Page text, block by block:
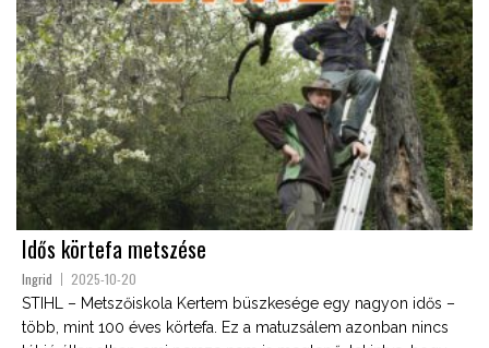
Idős körtefa metszése
Ingrid 2025-10-20
STIHL – Metszőiskola Kertem büszkesége egy nagyon idős –
több, mint 100 éves körtefa. Ez a matuzsálem azonban nincs